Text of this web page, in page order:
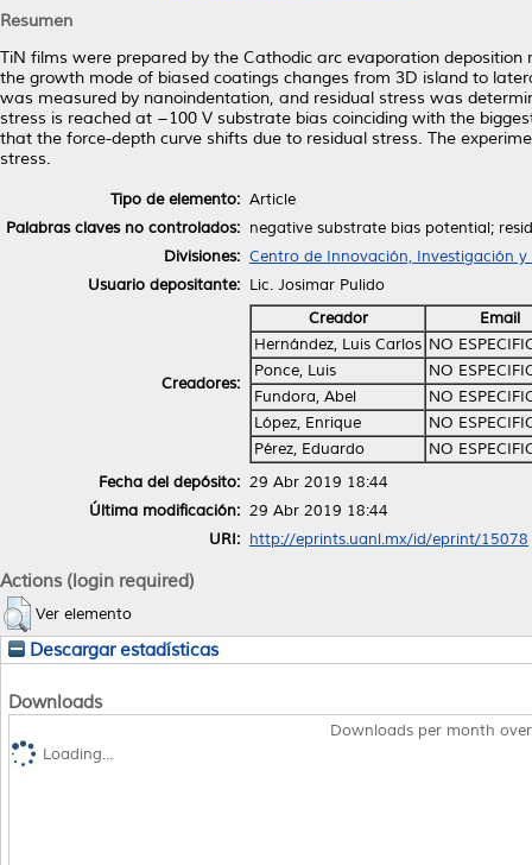
Resumen
TiN films were prepared by the Cathodic arc evaporation
the growth mode of biased coatings changes from 3D island to
was measured by nanoindentation, and residual stress was
stress is reached at −100 V substrate bias coinciding with the
that the force-depth curve shifts due to residual stress. The
stress.
Tipo de elemento: Article
Palabras claves no controlados: negative substrate bias potential;
Divisiones: Centro de Innovación, Investigación
Usuario depositante: Lic. Josimar Pulido
Creadores:
Creador
Email
Hernández, Luis Carlos NO
Ponce, Luis
NO
Fundora, Abel
NO
López, Enrique
NO
Pérez, Eduardo
NO
Fecha del depósito: 29 Abr 2019 18:44
Última modificación: 29 Abr 2019 18:44
URI: http://eprints.uanl.mx/id/eprint/15078
Actions (login required)
Ver elemento
Descargar estadísticas
Downloads
Downloads per month
Loading...